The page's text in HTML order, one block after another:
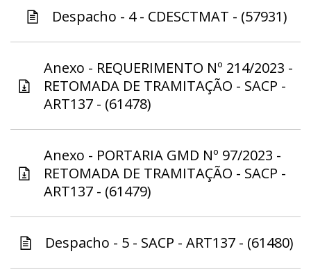
Despacho - 4 - CDESCTMAT - (57931)
Anexo - REQUERIMENTO Nº 214/2023 -
RETOMADA DE TRAMITAÇÃO - SACP -
ART137 - (61478)
Anexo - PORTARIA GMD Nº 97/2023 -
RETOMADA DE TRAMITAÇÃO - SACP -
ART137 - (61479)
Despacho - 5 - SACP - ART137 - (61480)